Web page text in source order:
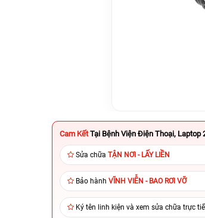
Cam Kết Tại Bệnh Viện Điện Thoại, Laptop
Sửa chữa TẬN NƠI - LẤY LIỀN
Bảo hành VĨNH VIỄN - BAO RƠI VỠ
Ký tên linh kiện và xem sửa chữa trực